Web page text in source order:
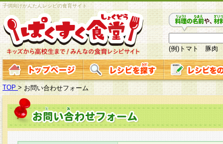
子供向けかんたんレシピの食育サイト
(例)トマト 豚肉
TOP > お問い合わせフォーム